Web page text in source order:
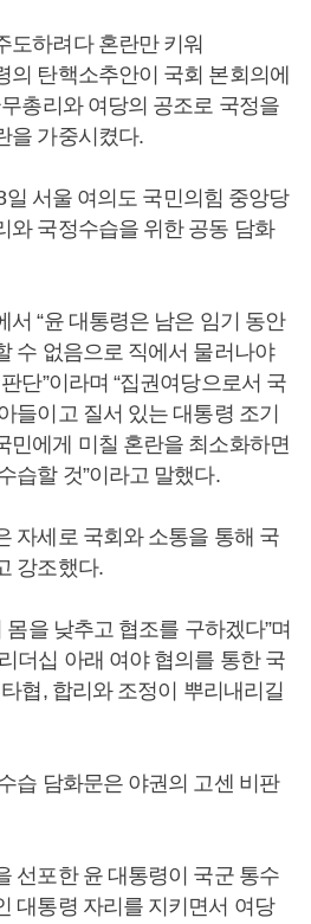
하려다 혼란만 키워
의 탄핵소추안이 국회 본회의에
총리와 여당의 공조로 국정을
을 가중시켰다.
일 서울 여의도 국민의힘 중앙당
와 국정수습을 위한 공동 담화
서 “윤 대통령은 남은 임기 동안
수 없음으로 직에서 물러나야
단”이라며 “집권여당으로서 국
들이고 질서 있는 대통령 조기
민에게 미칠 혼란을 최소화하면
습할 것”이라고 말했다.
자세로 국회와 소통을 통해 국
강조했다.
을 낮추고 협조를 구하겠다”며
더십 아래 여야 협의를 통한 국
협, 합리와 조정이 뿌리내리길
습 담화문은 야권의 고센 비판
선포한 윤 대통령이 국군 통수
대통령 자리를 지키면서 여당